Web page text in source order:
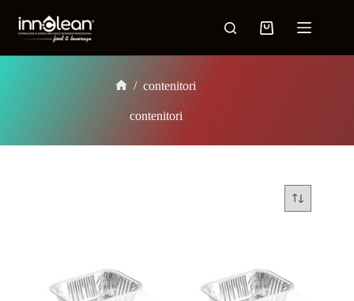
/ contenitori
contenitori